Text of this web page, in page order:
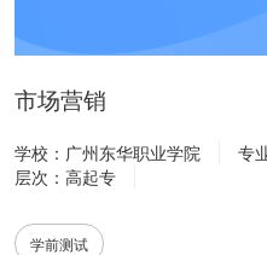
市场营销
学校：广州东华职业学院
专
层次：高起专
学前测试